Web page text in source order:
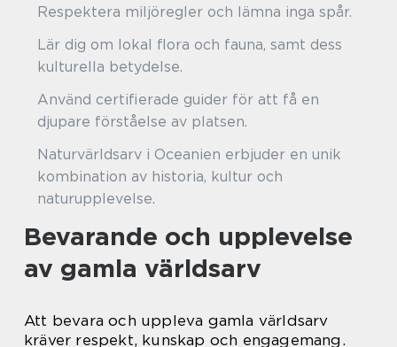
Respektera miljöregler och lämna inga spår.
Lär dig om lokal flora och fauna, samt dess
kulturella betydelse.
Använd certifierade guider för att få en
djupare förståelse av platsen.
Naturvärldsarv i Oceanien erbjuder en unik
kombination av historia, kultur och
naturupplevelse.
Bevarande och upplevelse
av gamla världsarv
Att bevara och uppleva gamla världsarv
kräver respekt, kunskap och engagemang.